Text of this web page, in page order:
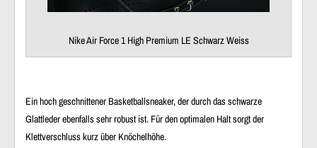
Nike Air Force 1 High Premium LE Schwarz Weiss
Ein hoch geschnittener Basketballsneaker, der durch das schwarze
Glattleder ebenfalls sehr robust ist. Für den optimalen Halt sorgt der
Klettverschluss kurz über Knöchelhöhe.